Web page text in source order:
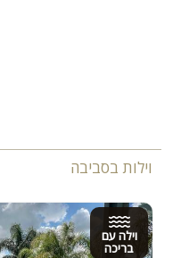
וילות בסביבה
וילה עם
בריכה